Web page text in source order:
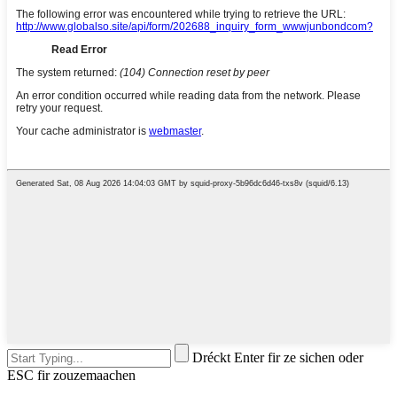
Dréckt Enter fir ze sichen oder
ESC fir zouzemaachen